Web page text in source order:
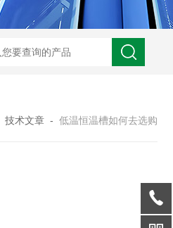
技术文章 - 低温恒温槽如何去选购